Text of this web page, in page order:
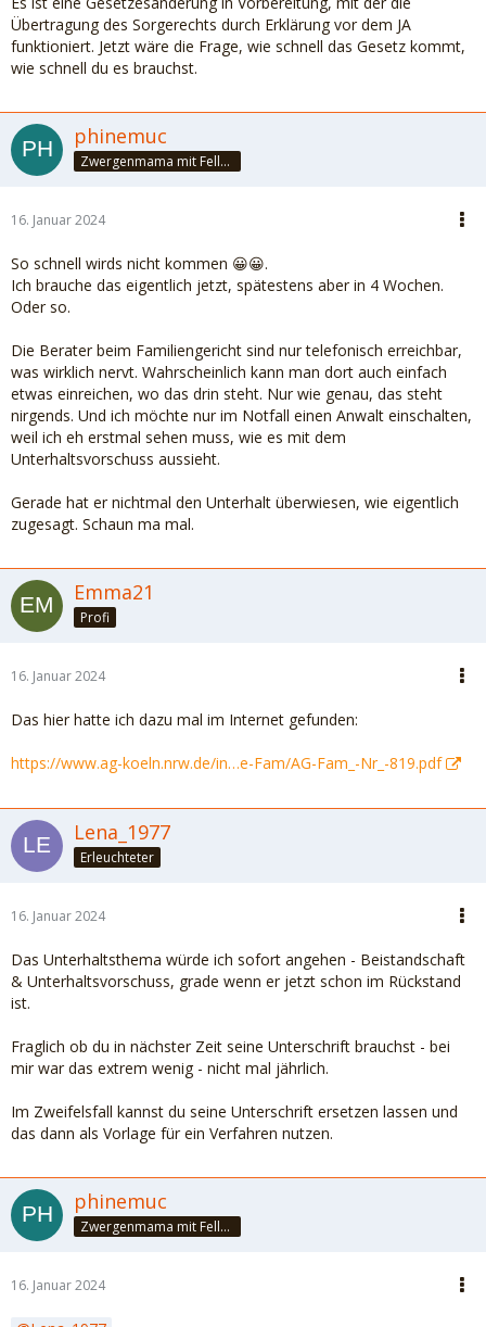
Übertragung des Sorgerechts durch Erklärung vor dem JA
funktioniert. Jetzt wäre die Frage, wie schnell das Gesetz kommt,
wie schnell du es brauchst.
phinemuc
Zwergenmama mit Fellnasen
16. Januar 2024
So schnell wirds nicht kommen 😀😀.
Ich brauche das eigentlich jetzt, spätestens aber in 4 Wochen.
Oder so.
Die Berater beim Familiengericht sind nur telefonisch erreichbar,
was wirklich nervt. Wahrscheinlich kann man dort auch einfach
etwas einreichen, wo das drin steht. Nur wie genau, das steht
nirgends. Und ich möchte nur im Notfall einen Anwalt einschalten,
weil ich eh erstmal sehen muss, wie es mit dem
Unterhaltsvorschuss aussieht.
Gerade hat er nichtmal den Unterhalt überwiesen, wie eigentlich
zugesagt. Schaun ma mal.
Emma21
Profi
16. Januar 2024
Das hier hatte ich dazu mal im Internet gefunden:
https://www.ag-koeln.nrw.de/in…e-Fam/AG-Fam_-Nr_-819.pdf
Lena_1977
Erleuchteter
16. Januar 2024
Das Unterhaltsthema würde ich sofort angehen - Beistandschaft
& Unterhaltsvorschuss, grade wenn er jetzt schon im Rückstand
ist.
Fraglich ob du in nächster Zeit seine Unterschrift brauchst - bei
mir war das extrem wenig - nicht mal jährlich.
Im Zweifelsfall kannst du seine Unterschrift ersetzen lassen und
das dann als Vorlage für ein Verfahren nutzen.
phinemuc
Zwergenmama mit Fellnasen
16. Januar 2024